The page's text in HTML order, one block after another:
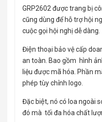
GRP2602 được trang bị
cũng dùng để hỗ trợ hội
cuộc gọi hội nghị dễ dàng.
Điện thoại bảo vệ cấp
an toàn. Bao gồm hình
liệu được mã hóa. Phần
phép tùy chỉnh logo.
Đặc biệt, nó có loa ngoài
đó mà tối đa hóa chất